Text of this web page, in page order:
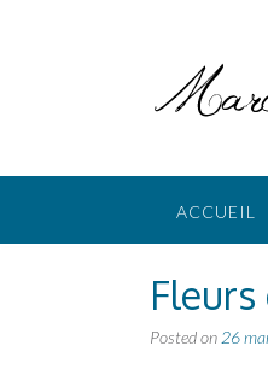
ACCUEIL
Fleurs
Posted on 26